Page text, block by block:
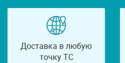
Доставка в любую
точку ТС